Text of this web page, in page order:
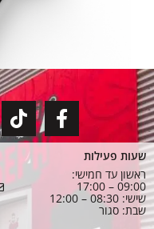
שעות פעילות
ראשון עד חמישי:
09:00 – 17:00
שישי: 08:30 – 12:00
שבת: סגור